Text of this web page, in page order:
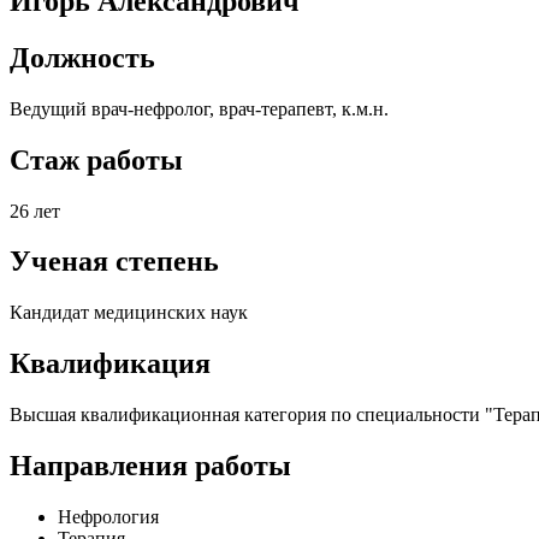
Должность
Ведущий врач-нефролог, врач-терапевт, к.м.н.
Стаж работы
26 лет
Ученая степень
Кандидат медицинских наук
Квалификация
Высшая квалификационная категория по специальности
Направления работы
Нефрология